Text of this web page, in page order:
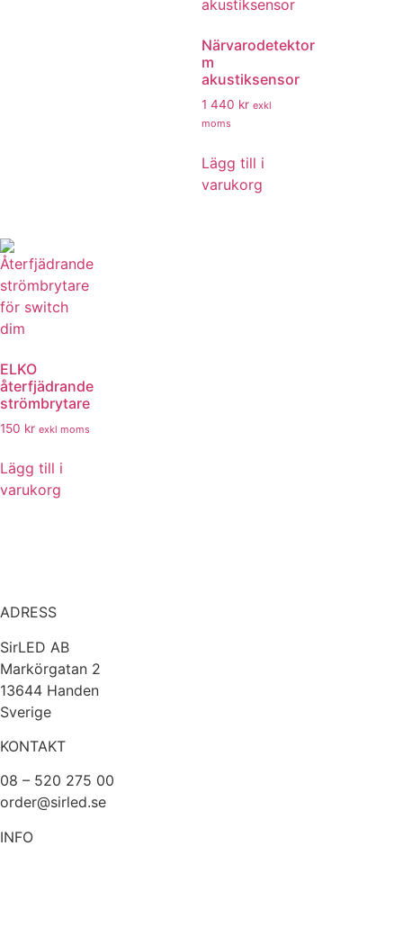
Närvarodetektor
m
akustiksensor
1 440 kr exkl
moms
Lägg till i
varukorg
ELKO
återfjädrande
strömbrytare
150 kr exkl moms
Lägg till i
varukorg
ADRESS
SirLED AB
Markörgatan 2
13644 Handen
Sverige
KONTAKT
08 – 520 275 00
order@sirled.se
INFO